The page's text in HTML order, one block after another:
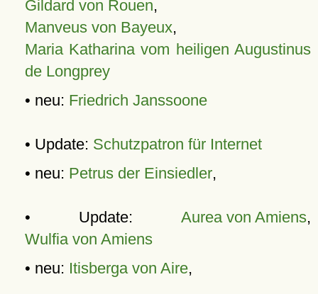
Gildard von Rouen,
Manveus von Bayeux,
Maria Katharina vom heiligen Augustinus
de Longprey
• neu: Friedrich Janssoone
• Update: Schutzpatron für Internet
• neu: Petrus der Einsiedler,
• Update: Aurea von Amiens,
Wulfia von Amiens
• neu: Itisberga von Aire,